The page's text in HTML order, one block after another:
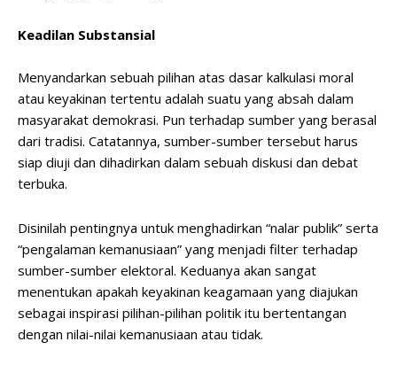
Keadilan Substansial
Menyandarkan sebuah pilihan atas dasar kalkulasi moral
atau keyakinan tertentu adalah suatu yang absah dalam
masyarakat demokrasi. Pun terhadap sumber yang berasal
dari tradisi. Catatannya, sumber-sumber tersebut harus
siap diuji dan dihadirkan dalam sebuah diskusi dan debat
terbuka.
Disinilah pentingnya untuk menghadirkan “nalar publik” serta
“pengalaman kemanusiaan” yang menjadi filter terhadap
sumber-sumber elektoral. Keduanya akan sangat
menentukan apakah keyakinan keagamaan yang diajukan
sebagai inspirasi pilihan-pilihan politik itu bertentangan
dengan nilai-nilai kemanusiaan atau tidak.